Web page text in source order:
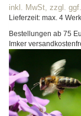
inkl. MwSt, zzgl.
Lieferzeit: max. 4
Bestellungen ab 75
Imker